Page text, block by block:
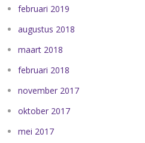
februari 2019
augustus 2018
maart 2018
februari 2018
november 2017
oktober 2017
mei 2017